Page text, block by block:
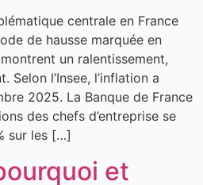
centrale en France
de hausse marquée en
un ralentissement,
Selon l’Insee, l’inflation a
2025. La Banque de France
des chefs d’entreprise se
sur les […]
et